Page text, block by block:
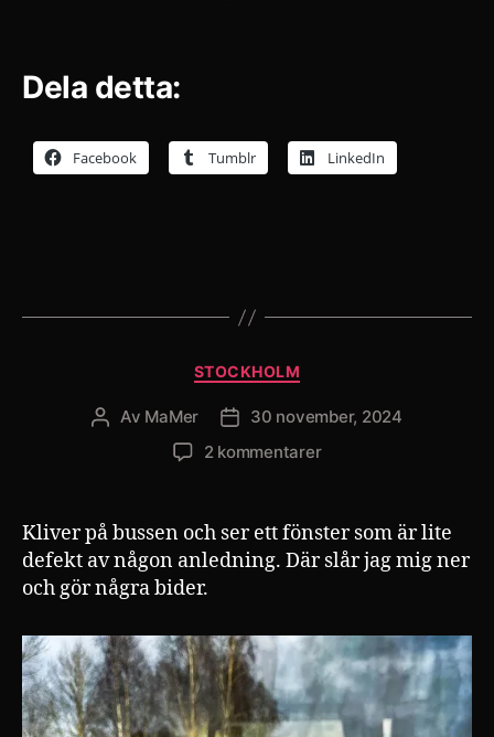
Dela detta:
Facebook Tumblr LinkedIn
Kategorier
STOCKHOLM
Inläggsförfattare
Av MaMer Inläggsdatum
30 november, 2024
2 kommentarertill
Kliver på bussen och ser ett fönster som är lite
defekt av någon anledning. Där slår jag mig ner
och gör några bider.